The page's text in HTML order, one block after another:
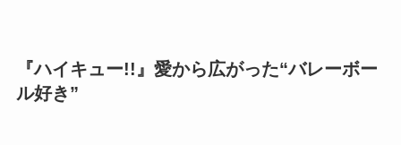
『ハイキュー!!』愛から広がった“バレーボー
ル好き”